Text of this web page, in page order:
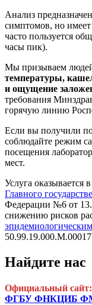
Анализ
симптомов, но
часто пользуется
часы пик).
Мы призываем
температуры,
и ощущение
требования
горячую линию
Если вы получили
соблюдайте режим
посещения
мест.
Услуга оказывается
Главного
Федерации №6 от
снижению рисков
Найдите нас
Официальный сайт:
ФГБУ ФНКЦИБ